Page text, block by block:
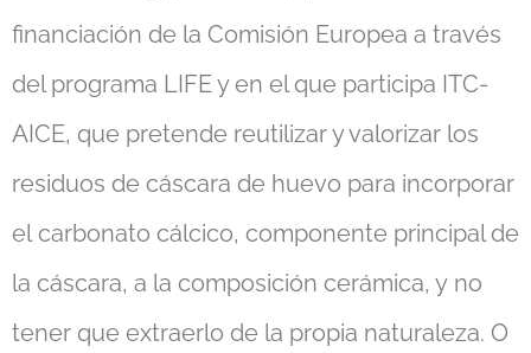
financiación de la Comisión Europea a través
del programa LIFE y en el que participa ITC-
AICE, que pretende reutilizar y valorizar los
residuos de cáscara de huevo para incorporar
el carbonato cálcico, componente principal de
la cáscara, a la composición cerámica, y no
tener que extraerlo de la propia naturaleza. O